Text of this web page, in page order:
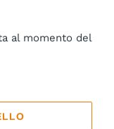
al momento del